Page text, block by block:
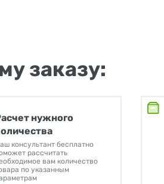
заказу:
нужного
консультант бесплатно
рассчитать
вам количество
по указанным